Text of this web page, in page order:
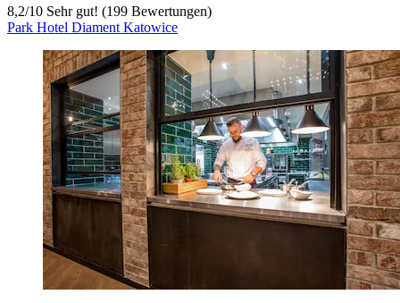
8,2/10 Sehr gut! (199 Bewertungen)
Park Hotel Diament Katowice